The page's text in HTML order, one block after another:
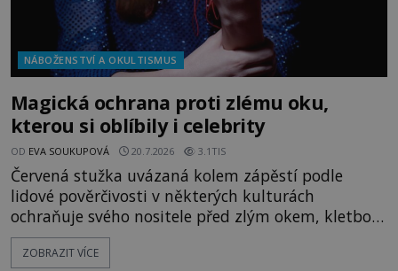
NÁBOŽENSTVÍ A OKULTISMUS
Magická ochrana proti zlému oku,
kterou si oblíbily i celebrity
OD EVA SOUKUPOVÁ 20.7.2026 3.1TIS
Červená stužka uvázaná kolem zápěstí podle
lidové pověrčivosti v některých kulturách
ochraňuje svého nositele před zlým okem, kletbou,
která může přivodit neštěstí či nemoc. S tímto
nenápadným symbolem magické ochrany lze
ZOBRAZIT VÍCE